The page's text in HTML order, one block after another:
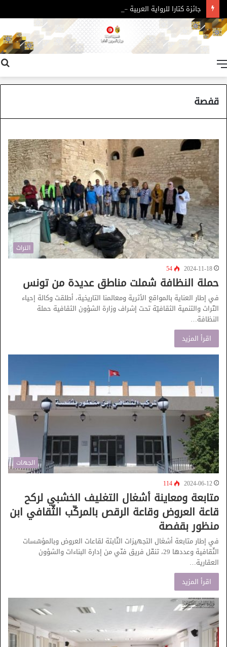
جائزة كتارا للرواية العربية – الدورة 11
قفصة
التراث
2024-11-18
54
حملة النظافة شملت مناطق عديدة من تونس
في إطار العناية بالمواقع الأثرية ومعالمنا التاريخية، أطلقت وكالة إحياء
التّراث والتنمية الثقافيّة تحت إشراف وزارة الشؤون الثقافية حملة
النظافة…
اقرأ المزيد
الجهات
2024-06-12
114
متابعة ومعاينة أشغال التغليف الخشبي لركح
قاعة العروض وقاعة الرقص بالمركّب الثّقافي ابن
منظور بقفصة
في إطار متابعة أشغال التجهيزات الثّابتة لقاعات العروض وبالمؤسّسات
الثّقافية وعددها 29، تنقّل فريق فنّي من إدارة البناءات والشؤون
العقارية…
اقرأ المزيد